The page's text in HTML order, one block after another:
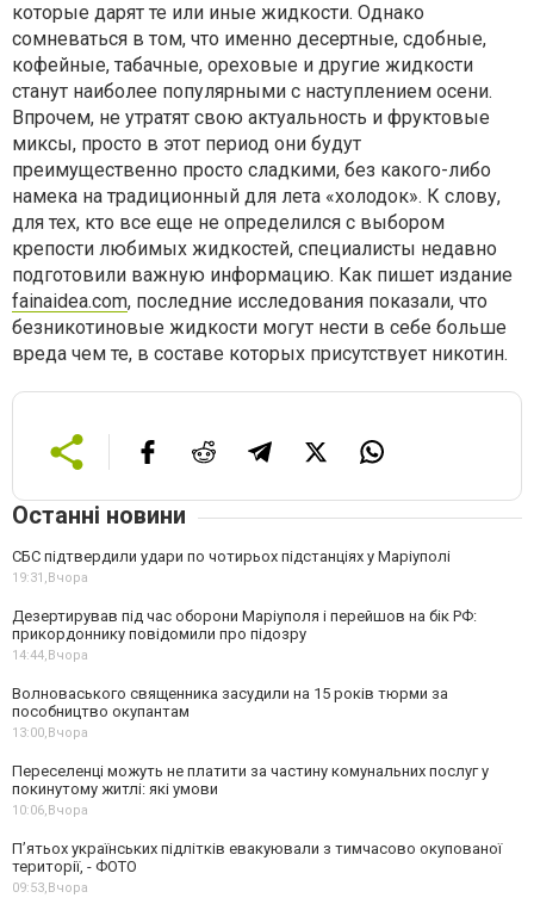
которые дарят те или иные жидкости. Однако
сомневаться в том, что именно десертные, сдобные,
кофейные, табачные, ореховые и другие жидкости
станут наиболее популярными с наступлением осени.
Впрочем, не утратят свою актуальность и фруктовые
миксы, просто в этот период они будут
преимущественно просто сладкими, без какого-либо
намека на традиционный для лета «холодок». К слову,
для тех, кто все еще не определился с выбором
крепости любимых жидкостей, специалисты недавно
подготовили важную информацию. Как пишет издание
fainaidea.com, последние исследования показали, что
безникотиновые жидкости могут нести в себе больше
вреда чем те, в составе которых присутствует никотин.
Останні новини
СБС підтвердили удари по чотирьох підстанціях у Маріуполі
19:31, Вчора
Дезертирував під час оборони Маріуполя і перейшов на бік РФ:
прикордоннику повідомили про підозру
14:44, Вчора
Волноваського священника засудили на 15 років тюрми за
пособництво окупантам
13:00, Вчора
Переселенці можуть не платити за частину комунальних послуг у
покинутому житлі: які умови
10:06, Вчора
П’ятьох українських підлітків евакуювали з тимчасово окупованої
території, - ФОТО
09:53, Вчора